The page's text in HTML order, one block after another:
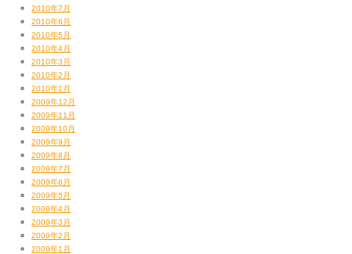
2010年7月
2010年6月
2010年5月
2010年4月
2010年3月
2010年2月
2010年1月
2009年12月
2009年11月
2009年10月
2009年9月
2009年8月
2009年7月
2009年6月
2009年5月
2009年4月
2009年3月
2009年2月
2009年1月